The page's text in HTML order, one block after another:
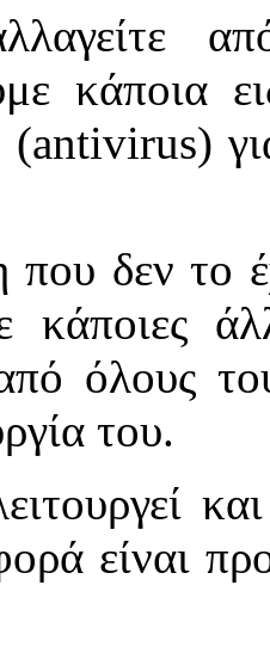
κάποια
(antivirus)
δεν το
κάποιες
όλους
του.
είναι